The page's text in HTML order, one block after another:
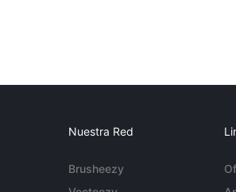
Nuestra Red
Brusheezy